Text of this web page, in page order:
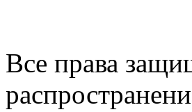
Все права